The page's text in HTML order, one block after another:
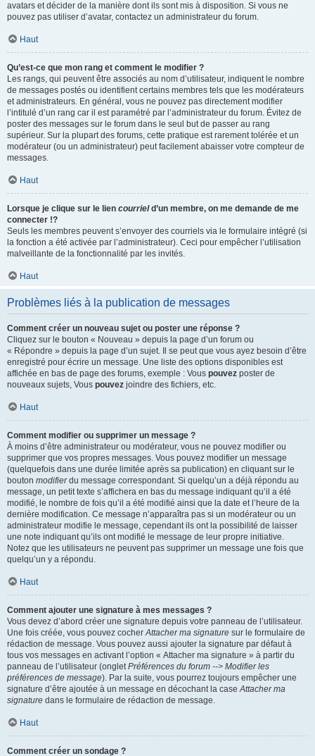
avatars et décider de la manière dont ils sont mis à disposition. Si vous ne
pouvez pas utiliser d’avatar, contactez un administrateur du forum.
Haut
Qu’est-ce que mon rang et comment le modifier ?
Les rangs, qui peuvent être associés au nom d’utilisateur, indiquent le nombre
de messages postés ou identifient certains membres tels que les modérateurs
et administrateurs. En général, vous ne pouvez pas directement modifier
l’intitulé d’un rang car il est paramétré par l’administrateur du forum. Évitez de
poster des messages sur le forum dans le seul but de passer au rang
supérieur. Sur la plupart des forums, cette pratique est rarement tolérée et un
modérateur (ou un administrateur) peut facilement abaisser votre compteur de
messages.
Haut
Lorsque je clique sur le lien courrield’un membre, on me demande de me
connecter !?
Seuls les membres peuvent s’envoyer des courriels via le formulaire intégré (si
la fonction a été activée par l’administrateur). Ceci pour empêcher l’utilisation
malveillante de la fonctionnalité par les invités.
Haut
Problèmes liés à la publication de messages
Comment créer un nouveau sujet ou poster une réponse ?
Cliquez sur le bouton « Nouveau » depuis la page d’un forum ou
« Répondre » depuis la page d’un sujet. Il se peut que vous ayez besoin d’être
enregistré pour écrire un message. Une liste des options disponibles est
affichée en bas de page des forums, exemple : Vous pouvez poster de
nouveaux sujets, Vous pouvez joindre des fichiers, etc.
Haut
Comment modifier ou supprimer un message ?
À moins d’être administrateur ou modérateur, vous ne pouvez modifier ou
supprimer que vos propres messages. Vous pouvez modifier un message
(quelquefois dans une durée limitée après sa publication) en cliquant sur le
bouton modifierdu message correspondant. Si quelqu’un a déjà répondu au
message, un petit texte s’affichera en bas du message indiquant qu’il a été
modifié, le nombre de fois qu’il a été modifié ainsi que la date et l’heure de la
dernière modification. Ce message n’apparaîtra pas si un modérateur ou un
administrateur modifie le message, cependant ils ont la possibilité de laisser
une note indiquant qu’ils ont modifié le message de leur propre initiative.
Notez que les utilisateurs ne peuvent pas supprimer un message une fois que
quelqu’un y a répondu.
Haut
Comment ajouter une signature à mes messages ?
Vous devez d’abord créer une signature depuis votre panneau de l’utilisateur.
Une fois créée, vous pouvez cocherAttacher ma signature sur le formulaire de
rédaction de message. Vous pouvez aussi ajouter la signature par défaut à
tous vos messages en activant l’option « Attacher ma signature » à partir du
panneau de l’utilisateur (ongletPréférences du forum --> Modifier les
préférences de message). Par la suite, vous pourrez toujours empêcher une
signature d’être ajoutée à un message en décochant la caseAttacher ma
signature dans le formulaire de rédaction de message.
Haut
Comment créer un sondage ?